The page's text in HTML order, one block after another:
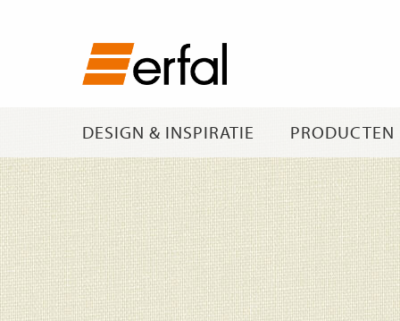
DESIGN & INSPIRATIE PRODUCTEN